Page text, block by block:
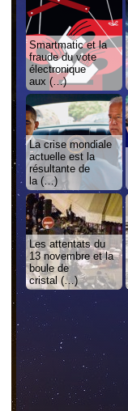
Smartmatic et la
fraude du vote
électronique
aux (…)
La crise mondiale
actuelle est la
résultante de
la (…)
Les attentats du
13 novembre et la
boule de
cristal (…)